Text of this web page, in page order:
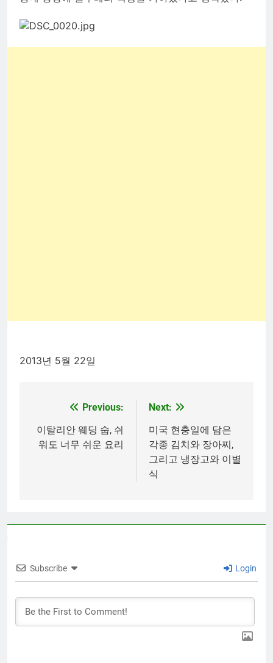
2013년 5월 22일
navigation
Previous:
이탈리안 웨딩 숩, 쉬
워도 너무 쉬운 요리
Next:
미국 현충일에 담은
각종 김치와 장아찌,
그리고 냉장고와 이별
식
Subscribe Login